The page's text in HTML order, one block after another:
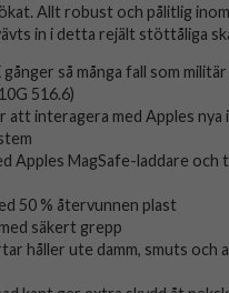
Allt robust och pålitlig inom
in i detta rejält stöttåliga
så många fall som
516.6)
att interagera med Apples nya
Apples MagSafe-laddare och
50 % återvunnen plast
säkert grepp
håller ute damm, smuts och